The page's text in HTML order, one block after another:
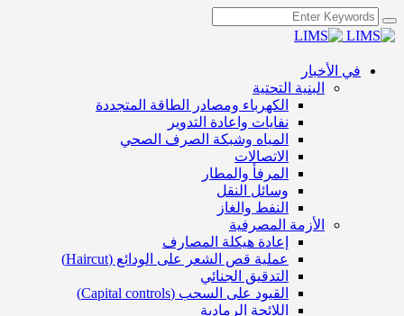
في الأخبار
البنية التحتية
الكهرباء ومصادر الطاقة المتجددة
نفايات واعادة التدوير
المياه وشبكة الصرف الصحي
الاتصالات
المرفأ والمطار
وسائل النقل
النفط والغاز
الأزمة المصرفية
إعادة هيكلة المصارف
عملية قص الشعر على الودائع (Haircut)
التدقيق الجنائي
القيود على السحب (Capital controls)
اللائحة الرمادية